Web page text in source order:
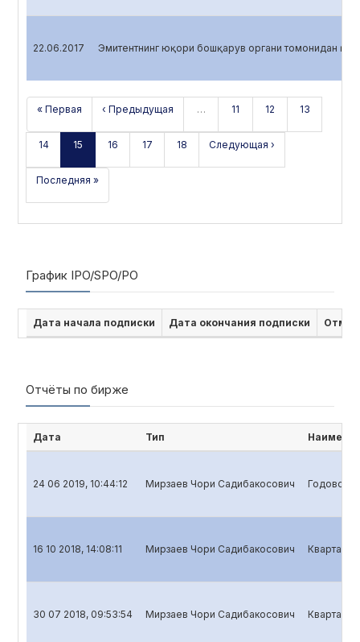
22.06.2017 Эмитентнинг юқори бошқарув органи томонидан
« Первая ‹ Предыдущая … 11 12 13
14 15 16 17 18 Следующая ›
Последняя »
График IPO/SPO/PO
Дата начала подписки Дата окончания подписки
Отчёты по бирже
Дата Тип
24 06 2019, 10:44:12 Мирзаев Чори Садибакосович Годовой
16 10 2018, 14:08:11 Мирзаев Чори Садибакосович
30 07 2018, 09:53:54 Мирзаев Чори Садибакосович